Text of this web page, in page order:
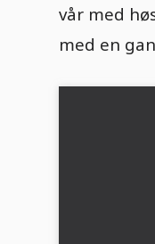
vår med
med en